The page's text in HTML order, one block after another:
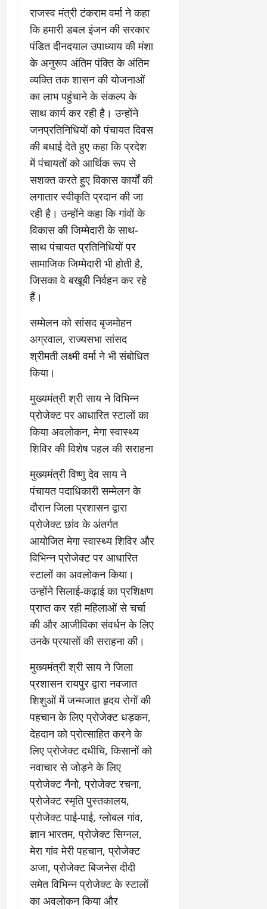
राजस्व मंत्री टंकराम वर्मा ने कहा
कि हमारी डबल इंजन की सरकार
पंडित दीनदयाल उपाध्याय की मंशा
के अनुरूप अंतिम पंक्ति के अंतिम
व्यक्ति तक शासन की योजनाओं
का लाभ पहुंचाने के संकल्प के
साथ कार्य कर रही है। उन्होंने
जनप्रतिनिधियों को पंचायत दिवस
की बधाई देते हुए कहा कि प्रदेश
में पंचायतों को आर्थिक रूप से
सशक्त करते हुए विकास कार्यों की
लगातार स्वीकृति प्रदान की जा
रही है। उन्होंने कहा कि गांवों के
विकास की जिम्मेदारी के साथ-
साथ पंचायत प्रतिनिधियों पर
सामाजिक जिम्मेदारी भी होती है,
जिसका वे बखूबी निर्वहन कर रहे
हैं।
सम्मेलन को सांसद बृजमोहन
अग्रवाल, राज्यसभा सांसद
श्रीमती लक्ष्मी वर्मा ने भी संबोधित
किया।
मुख्यमंत्री श्री साय ने विभिन्न
प्रोजेक्ट पर आधारित स्टालों का
किया अवलोकन, मेगा स्वास्थ्य
शिविर की विशेष पहल की सराहना
मुख्यमंत्री विष्णु देव साय ने
पंचायत पदाधिकारी सम्मेलन के
दौरान जिला प्रशासन द्वारा
प्रोजेक्ट छांव के अंतर्गत
आयोजित मेगा स्वास्थ्य शिविर और
विभिन्न प्रोजेक्ट पर आधारित
स्टालों का अवलोकन किया।
उन्होंने सिलाई-कढ़ाई का प्रशिक्षण
प्राप्त कर रही महिलाओं से चर्चा
की और आजीविका संवर्धन के लिए
उनके प्रयासों की सराहना की।
मुख्यमंत्री श्री साय ने जिला
प्रशासन रायपुर द्वारा नवजात
शिशुओं में जन्मजात हृदय रोगों की
पहचान के लिए प्रोजेक्ट धड़कन,
देहदान को प्रोत्साहित करने के
लिए प्रोजेक्ट दधीचि, किसानों को
नवाचार से जोड़ने के लिए
प्रोजेक्ट नैनो, प्रोजेक्ट रचना,
प्रोजेक्ट स्मृति पुस्तकालय,
प्रोजेक्ट पाई-पाई, ग्लोबल गांव,
ज्ञान भारतम, प्रोजेक्ट सिग्नल,
मेरा गांव मेरी पहचान, प्रोजेक्ट
अजा, प्रोजेक्ट बिजनेस दीदी
समेत विभिन्न प्रोजेक्ट के स्टालों
का अवलोकन किया और